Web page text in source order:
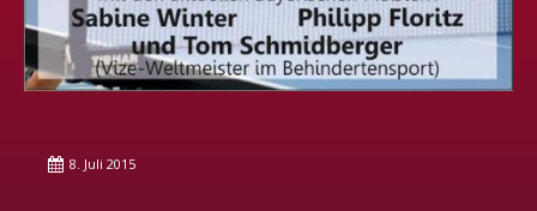
8. Juli 2015